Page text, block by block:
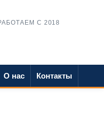
С 2018
О нас Контакты